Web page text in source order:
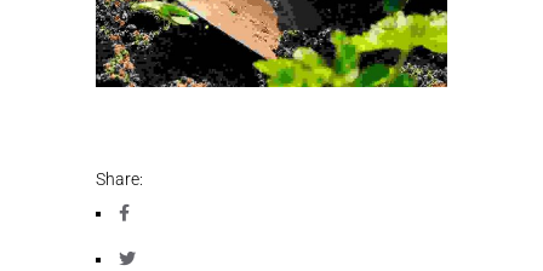
Share: